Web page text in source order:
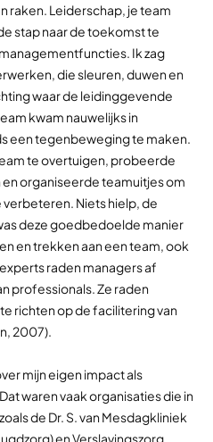
raken. Leiderschap, je team
stap naar de toekomst te
Ik zag
die sleuren, duwen en
waar de leidinggevende
kwam nauwelijks in
een tegenbeweging te maken.
te overtuigen, probeerde
organiseerde teamuitjes om
Niets hielp, de
deze goedbedoelde manier
en trekken aan een team, ook
raden managers af
professionals. Ze raden
richten op de facilitering van
2007).
mijn eigen impact als
waren vaak organisaties die in
de Dr. S. van Mesdagkliniek
en Verslavingszorg